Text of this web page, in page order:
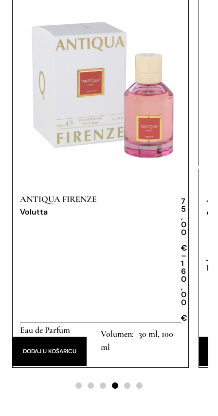
ANTIQUA FIRENZE
Volutta
7
5
,
0
0
€
–
1
6
0
,
0
0
€
Eau de Parfum
30 ml, 100
ml
DODAJ U KOŠARICU